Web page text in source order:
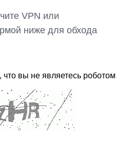
VPN или
ниже для обхода
вы не являетесь роботом